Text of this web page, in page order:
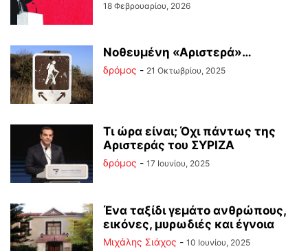
18 Φεβρουαρίου, 2026
Νοθευμένη «Αριστερά»…
δρόμος - 21 Οκτωβρίου, 2025
Τι ώρα είναι; Όχι πάντως της
Αριστεράς του ΣΥΡΙΖΑ
δρόμος - 17 Ιουνίου, 2025
Ένα ταξίδι γεμάτο ανθρώπους,
εικόνες, μυρωδιές και έγνοια
Μιχάλης Σιάχος - 10 Ιουνίου, 2025